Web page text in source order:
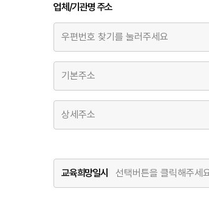
업체/기관명 주소
교육희망일시